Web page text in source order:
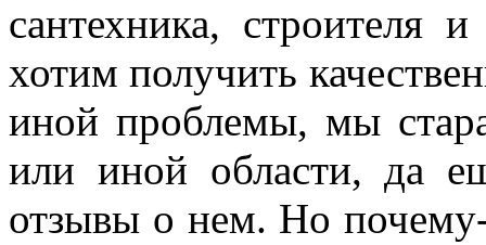
сантехника, строителя
хотим получить
иной проблемы, мы
или иной области, да
отзывы о нем. Но